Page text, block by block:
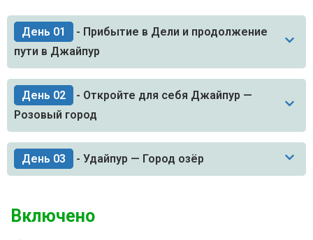
День 01
- Прибытие в Дели и продолжение
пути в Джайпур
День 02
- Откройте для себя Джайпур —
Розовый город
День 03 - Удайпур — Город озёр
Включено